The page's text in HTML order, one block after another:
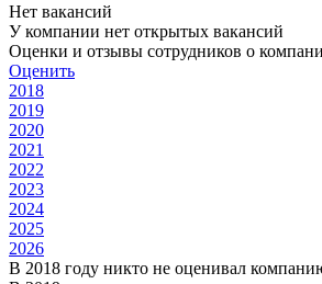
Нет вакансий
У компании нет открытых вакансий
Оценки и отзывы сотрудников о
Оценить
2018
2019
2020
2021
2022
2023
2024
2025
2026
В 2018 году никто не оценивал